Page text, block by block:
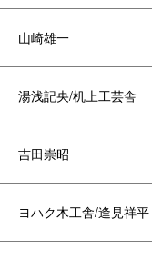
山崎雄一
湯浅記央/机上工芸舎
吉田崇昭
ヨハク木工舎/逢見祥平